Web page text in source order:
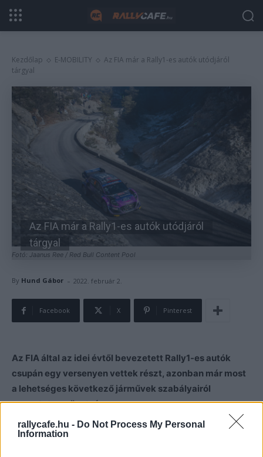
rallycafe.hu - Do Not Process My Personal
Information
Kezdőlap E-MOBILITY
Az FIA már a Rally1-es autók utódjáról
tárgyal
Fotó: Jaanus Ree / Red Bull Content Pool
Az FIA már a Rally1-es autók utódjáról
tárgyal
By Hund Gábor - 2022. február 2.
Facebook X Pinterest
Az FIA által az idei évtől bevezetett Rally1-es autók
csupán egy versenyen vettek részt, azonban már most
a lehetséges következő járművek szabályairól
egyeztet a szövetség.
A WRC korszakot lezárva az idei évtől az FIA bevezette a